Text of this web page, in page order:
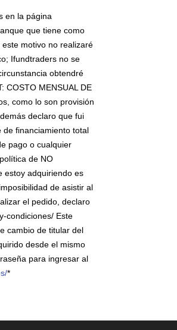
en la página
que tiene como
motivo no realizaré
Ifundtraders no se
obtendré
COSTO MENSUAL DE
como lo son provisión
declaro que fui
financiamiento total
pago o cualquier
de NO
estoy adquiriendo es
de asistir al
el pedido, declaro
condiciones/ Este
cambio de titular del
desde el mismo
para ingresar al
*